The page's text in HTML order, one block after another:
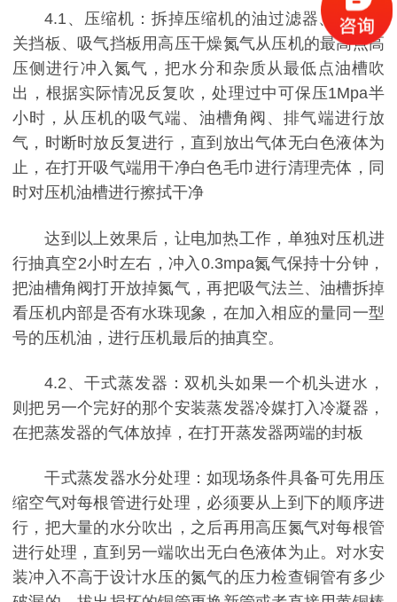
4.1、压缩机：拆掉压缩机的油过滤器、油位开
关挡板、吸气挡板用高压干燥氮气从压机的最高点高
压侧进行冲入氮气，把水分和杂质从最低点油槽吹
出，根据实际情况反复吹，处理过中可保压1Mpa半
小时，从压机的吸气端、油槽角阀、排气端进行放
气，时断时放反复进行，直到放出气体无白色液体为
止，在打开吸气端用干净白色毛巾进行清理壳体，同
时对压机油槽进行擦拭干净
达到以上效果后，让电加热工作，单独对压机进
行抽真空2小时左右，冲入0.3mpa氮气保持十分钟，
把油槽角阀打开放掉氮气，再把吸气法兰、油槽拆掉
看压机内部是否有水珠现象，在加入相应的量同一型
号的压机油，进行压机最后的抽真空。
4.2、干式蒸发器：双机头如果一个机头进水，
则把另一个完好的那个安装蒸发器冷媒打入冷凝器，
在把蒸发器的气体放掉，在打开蒸发器两端的封板
干式蒸发器水分处理：如现场条件具备可先用压
缩空气对每根管进行处理，必须要从上到下的顺序进
行，把大量的水分吹出，之后再用高压氮气对每根管
进行处理，直到另一端吹出无白色液体为止。对水安
装冲入不高于设计水压的氮气的压力检查铜管有多少